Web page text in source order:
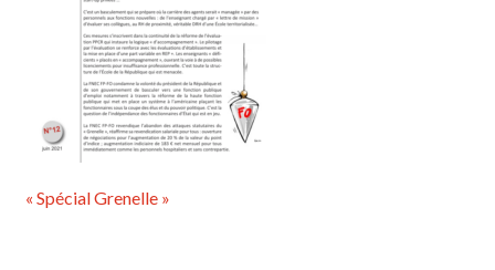
« Spécial Grenelle »